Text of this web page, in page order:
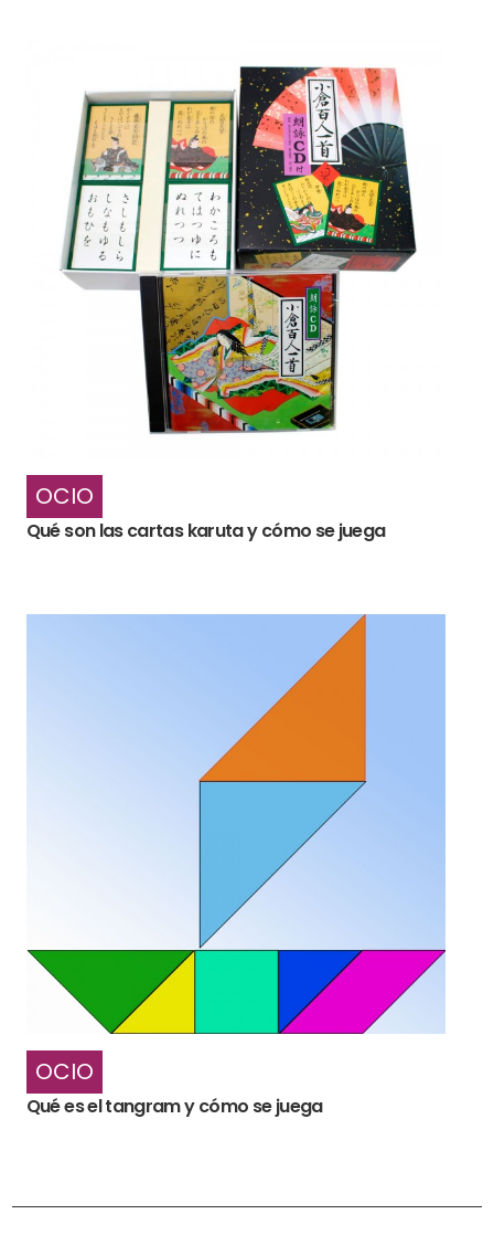
OCIO
Qué son las cartas karuta y cómo se juega
OCIO
Qué es el tangram y cómo se juega